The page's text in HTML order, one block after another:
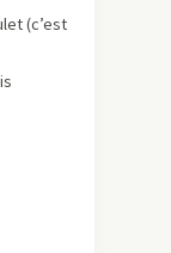
(c’est